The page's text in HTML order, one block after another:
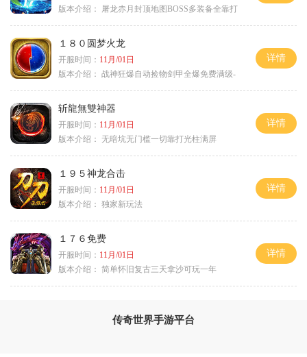
版本介绍：
屠龙赤月封顶地图BOSS多装备全靠打
１８０圆梦火龙
开服时间： 11月/01日
版本介绍： 战神狂爆自动捡物剑甲全爆免费满级-
详情
斩龍無雙神器
开服时间： 11月/01日
版本介绍： 无暗坑无门槛一切靠打光柱满屏
详情
１９５神龙合击
开服时间： 11月/01日
版本介绍： 独家新玩法
详情
１７６免费
开服时间： 11月/01日
版本介绍： 简单怀旧复古三天拿沙可玩一年
详情
传奇世界手游平台